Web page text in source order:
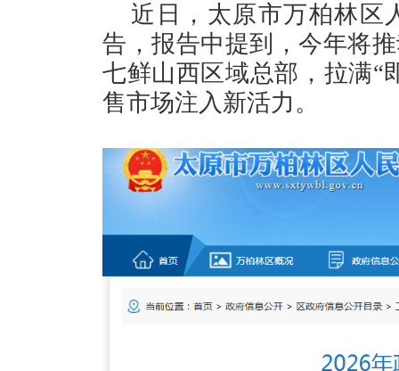
近日，太原市万柏林区
告，报告中提到，今年将
七鲜山西区域总部，拉满“
售市场注入新活力。